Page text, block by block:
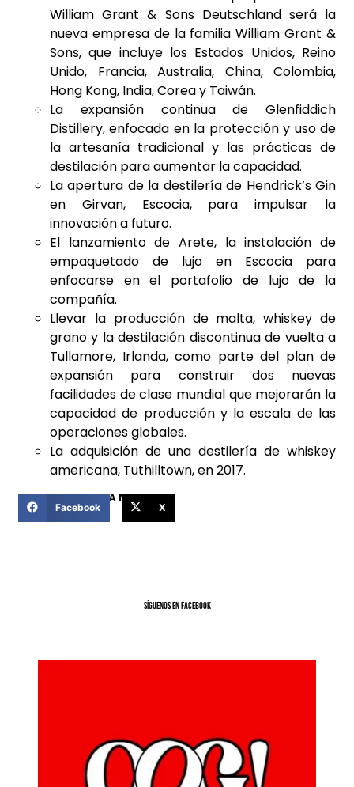
William Grant & Sons Deutschland será la
nueva empresa de la familia William Grant &
Sons, que incluye los Estados Unidos, Reino
Unido, Francia, Australia, China, Colombia,
Hong Kong, India, Corea y Taiwán.
La expansión continua de Glenfiddich
Distillery, enfocada en la protección y uso de
la artesanía tradicional y las prácticas de
destilación para aumentar la capacidad.
La apertura de la destilería de Hendrick’s Gin
en Girvan, Escocia, para impulsar la
innovación a futuro.
El lanzamiento de Arete, la instalación de
empaquetado de lujo en Escocia para
enfocarse en el portafolio de lujo de la
compañía.
Llevar la producción de malta, whiskey de
grano y la destilación discontinua de vuelta a
Tullamore, Irlanda, como parte del plan de
expansión para construir dos nuevas
facilidades de clase mundial que mejorarán la
capacidad de producción y la escala de las
operaciones globales.
La adquisición de una destilería de whiskey
americana, Tuthilltown, en 2017.
COMPARTIR ESTA NOTICIA
Facebook X
SíGUENOS EN FACEBOOK